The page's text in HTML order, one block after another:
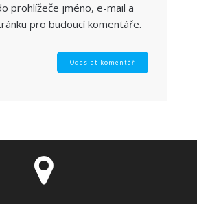
prohlížeče jméno, e-mail a
pro budoucí komentáře.